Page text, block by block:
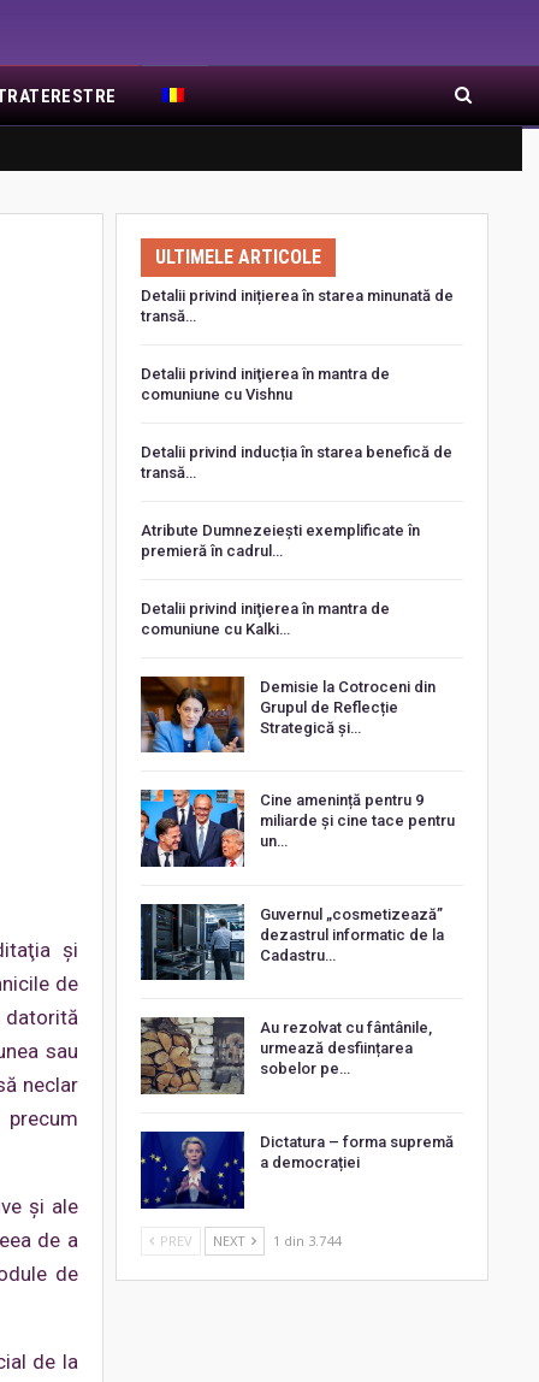
DE RĂSĂRIT
şi
de
datorită
sau
neclar
şi ale
de a
de
de la
ULTIMELE ARTICOLE
Detalii privind inițierea în starea minunată de
transă…
Detalii privind iniţierea în mantra de
comuniune cu Vishnu
Detalii privind inducția în starea benefică de
transă…
Atribute Dumnezeiești exemplificate în
premieră în cadrul…
Detalii privind iniţierea în mantra de
comuniune cu Kalki…
Demisie la Cotroceni din
Grupul de Reflecție
Strategică și…
Cine amenință pentru 9
miliarde și cine tace pentru
un…
Guvernul „cosmetizează”
dezastrul informatic de la
Cadastru…
Au rezolvat cu fântânile,
urmează desființarea
sobelor pe…
Dictatura – forma supremă
a democrației
PREV NEXT 1 din 3.744